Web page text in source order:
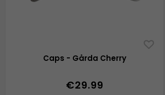
Caps - Gårda Cherry
€29.99